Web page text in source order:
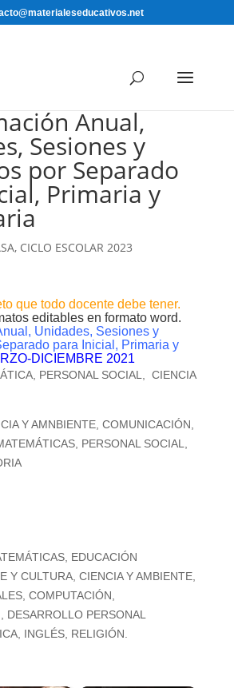
Anual,
Sesiones y
por Separado
Primaria y
, CICLO ESCOLAR 2023
que todo docente debe tener.
editables en formato word.
Unidades, Sesiones y
para Inicial, Primaria y
DICIEMBRE 2021
PERSONAL SOCIAL, CIENCIA
Y AMNBIENTE, COMUNICACIÓN,
PERSONAL SOCIAL,
EDUCACIÓN
Y CULTURA, CIENCIA Y AMBIENTE,
COMPUTACIÓN,
DESARROLLO PERSONAL
INGLÉS, RELIGIÓN.